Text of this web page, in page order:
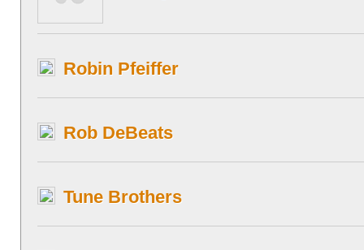
Robin Pfeiffer
Rob DeBeats
Tune Brothers